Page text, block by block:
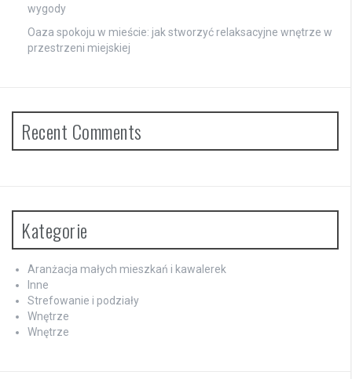
wygody
Oaza spokoju w mieście: jak stworzyć relaksacyjne wnętrze w
przestrzeni miejskiej
Recent Comments
Kategorie
Aranżacja małych mieszkań i kawalerek
Inne
Strefowanie i podziały
Wnętrze
Wnętrze